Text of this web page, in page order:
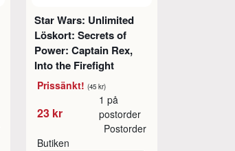
Star Wars: Unlimited
Löskort: Secrets of
Power: Captain Rex,
Into the Firefight
Prissänkt! (45 kr)
23 kr
1 på
postorder
Butiken
Postorder